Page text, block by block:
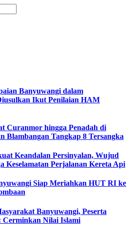
Banyuwangi dalam
Ikut Penilaian HAM
Curanmor hingga Penadah di
Blambangan Tangkap 8 Tersangka
Keandalan Persinyalan, Wujud
Keselamatan Perjalanan Kereta Api
Siap Meriahkan HUT RI ke
Banyuwangi, Peserta
Cerminkan Nilai Islami